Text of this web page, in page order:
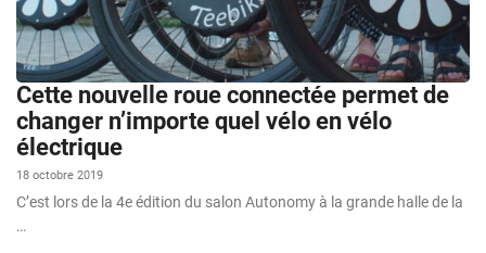
Cette nouvelle roue connectée permet de
changer n’importe quel vélo en vélo
électrique
18 octobre 2019
C’est lors de la 4e édition du salon Autonomy à la grande halle de la
…